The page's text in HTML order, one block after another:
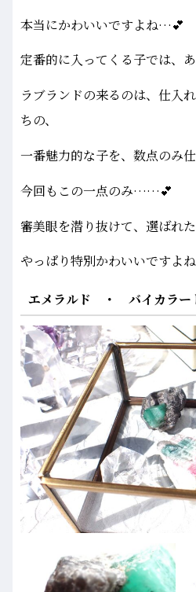
本当にかわいいですよね…💕
定番的に入ってくる子では、あ
ラブランドの来るのは、仕入
ちの、
一番魅力的な子を、数点のみ仕
今回もこの一点のみ……💕
審美眼を潜り抜けて、選ばれた
やっぱり特別かわいいですよ
エメラルド ・ バイカラー